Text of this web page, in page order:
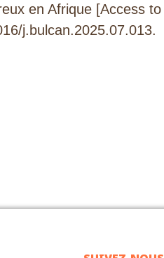
en Afrique [Access to
j.bulcan.2025.07.013.